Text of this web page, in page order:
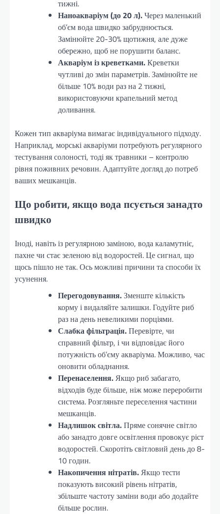
тижні.
Наноакваріум (до 20 л).Через маленький
об’єм вода швидко забруднюється.
Замінюйте 20-30% щотижня, але дуже
обережно, щоб не порушити баланс.
Акваріум із креветками.Креветки
чутливі до змін параметрів. Замінюйте не
більше 10% води раз на 2 тижні,
використовуючи крапельний метод
доливання.
Кожен тип акваріума вимагає індивідуального підходу.
Наприклад, морські акваріуми потребують регулярного
тестування солоності, тоді як травники – контролю
рівня поживних речовин. Адаптуйте догляд до потреб
ваших мешканців.
Що робити, якщо вода псується занадто
швидко
Іноді, навіть із регулярною заміною, вода каламутніє,
пахне чи стає зеленою від водоростей. Це сигнал, що
щось пішло не так. Ось можливі причини та способи їх
усунення.
Перегодовування.Зменште кількість
корму і видаляйте залишки. Годуйте риб
раз на день невеликими порціями.
Слабка фільтрація.Перевірте, чи
справний фільтр, і чи відповідає його
потужність об’єму акваріума. Можливо, час
оновити обладнання.
Перенаселення.Якщо риб забагато,
відходів буде більше, ніж може переробити
система. Розгляньте переселення частини
мешканців.
Надлишок світла.Пряме сонячне світло
або занадто довге освітлення провокує ріст
водоростей. Скоротіть світловий день до 8-
10 годин.
Накопичення нітратів.Якщо тести
показують високий рівень нітратів,
збільште частоту заміни води або додайте
більше рослин.